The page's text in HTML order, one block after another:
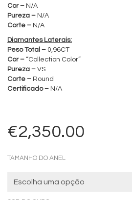
Cor – N/A
Pureza – N/A
Corte – N/A
Diamantes Laterais:
Peso Total – 0,96CT
Cor – “Collection Color”
Pureza – VS
Corte – Round
Certificado – N/A
€2,350.00
TAMANHO DO ANEL